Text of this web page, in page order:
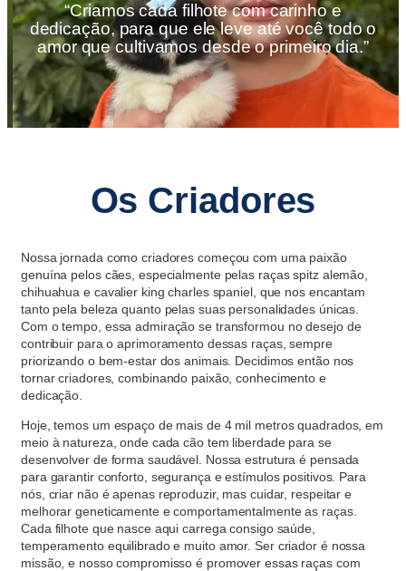
“Criamos cada filhote com carinho e
dedicação, para que ele leve até você todo o
amor que cultivamos desde o primeiro dia.”
Os Criadores
Nossa jornada como criadores começou com uma paixão
genuína pelos cães, especialmente pelas raças spitz alemão,
chihuahua e cavalier king charles spaniel, que nos encantam
tanto pela beleza quanto pelas suas personalidades únicas.
Com o tempo, essa admiração se transformou no desejo de
contribuir para o aprimoramento dessas raças, sempre
priorizando o bem-estar dos animais. Decidimos então nos
tornar criadores, combinando paixão, conhecimento e
dedicação.
Hoje, temos um espaço de mais de 4 mil metros quadrados, em
meio à natureza, onde cada cão tem liberdade para se
desenvolver de forma saudável. Nossa estrutura é pensada
para garantir conforto, segurança e estímulos positivos. Para
nós, criar não é apenas reproduzir, mas cuidar, respeitar e
melhorar geneticamente e comportamentalmente as raças.
Cada filhote que nasce aqui carrega consigo saúde,
temperamento equilibrado e muito amor. Ser criador é nossa
missão, e nosso compromisso é promover essas raças com